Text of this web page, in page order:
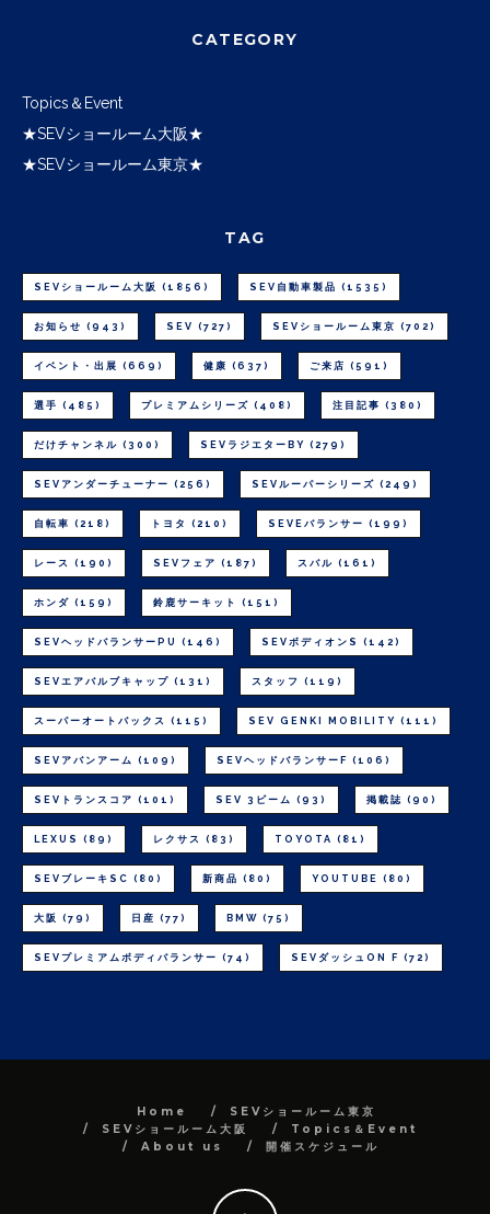
CATEGORY
Topics＆Event
★SEVショールーム大阪★
★SEVショールーム東京★
TAG
SEVショールーム大阪 (1856) SEV自動車製品 (1535)
お知らせ (943) SEV (727) SEVショールーム東京 (702)
イベント・出展 (669) 健康 (637) ご来店 (591)
選手 (485) プレミアムシリーズ (408) 注目記事 (380)
だけチャンネル (300) SEVラジエターBY (279)
SEVアンダーチューナー (256) SEVルーパーシリーズ (249)
自転車 (218) トヨタ (210) SEVEバランサー (199)
レース (190) SEVフェア (187) スバル (161)
ホンダ (159) 鈴鹿サーキット (151)
SEVヘッドバランサーPU (146) SEVボディオンS (142)
SEVエアバルブキャップ (131) スタッフ (119)
スーパーオートバックス (115) SEV GENKI MOBILITY (111)
SEVアバンアーム (109) SEVヘッドバランサーF (106)
SEVトランスコア (101) SEV 3ビーム (93) 掲載誌 (90)
LEXUS (89) レクサス (83) TOYOTA (81)
SEVブレーキSC (80) 新商品 (80) YOUTUBE (80)
大阪 (79) 日産 (77) BMW (75)
SEVプレミアムボディバランサー (74) SEVダッシュON F (72)
Home
SEVショールーム東京
SEVショールーム大阪
Topics＆Event
About us
開催スケジュール